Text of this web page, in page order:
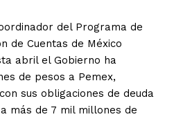
del Programa de
de Cuentas de México
abril el Gobierno ha
de pesos a Pemex,
sus obligaciones de deuda
más de 7 mil millones de